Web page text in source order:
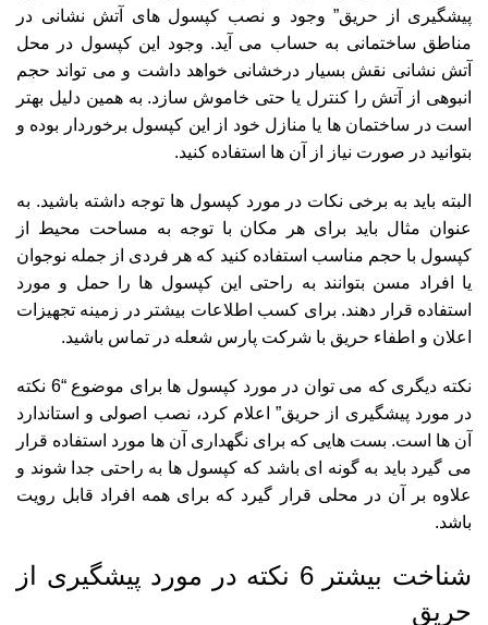
پیشگیری از حریق” وجود و نصب کپسول های آتش نشانی در
مناطق ساختمانی به حساب می آید. وجود این کپسول در محل
آتش نشانی نقش بسیار درخشانی خواهد داشت و می تواند حجم
انبوهی از آتش را کنترل یا حتی خاموش سازد. به همین دلیل بهتر
است در ساختمان ها یا منازل خود از این کپسول برخوردار بوده و
بتوانید در صورت نیاز از آن ها استفاده کنید.
البته باید به برخی نکات در مورد کپسول ها توجه داشته باشید. به
عنوان مثال باید برای هر مکان با توجه به مساحت محیط از
کپسول با حجم مناسب استفاده کنید که هر فردی از جمله نوجوان
یا افراد مسن بتوانند به راحتی این کپسول ها را حمل و مورد
استفاده قرار دهند. برای کسب اطلاعات بیشتر در زمینه تجهیزات
اعلان و اطفاء حریق با شرکت پارس شعله در تماس باشید.
نکته دیگری که می توان در مورد کپسول ها برای موضوع “6 نکته
در مورد پیشگیری از حریق” اعلام کرد، نصب اصولی و استاندارد
آن ها است. بست هایی که برای نگهداری آن ها مورد استفاده قرار
می گیرد باید به گونه ای باشد که کپسول ها به راحتی جدا شوند و
علاوه بر آن در محلی قرار گیرد که برای همه افراد قابل رویت
باشد.
شناخت بیشتر 6 نکته در مورد پیشگیری از
حریق